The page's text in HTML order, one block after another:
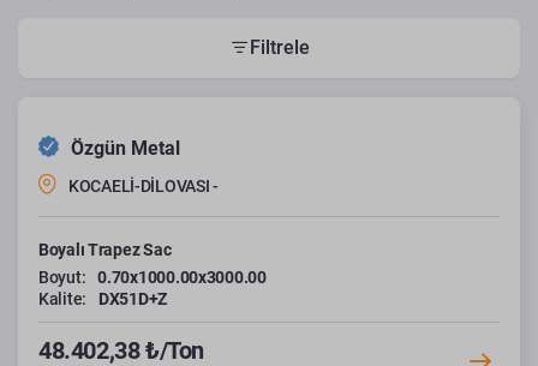
Filtrele
Özgün Metal
KOCAELİ-DİLOVASI -
Boyalı Trapez Sac
Boyut:
0.70x1000.00x3000.00
Kalite:
DX51D+Z
48.402,38 ₺/Ton